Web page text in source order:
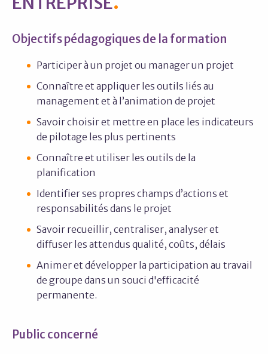
Objectifs pédagogiques de la formation
Participer à un projet ou manager un projet
Connaître et appliquer les outils liés au
management et à l’animation de projet
Savoir choisir et mettre en place les indicateurs
de pilotage les plus pertinents
Connaître et utiliser les outils de la
planification
Identifier ses propres champs d’actions et
responsabilités dans le projet
Savoir recueillir, centraliser, analyser et
diffuser les attendus qualité, coûts, délais
Animer et développer la participation au travail
de groupe dans un souci d'efficacité
permanente.
Public concerné